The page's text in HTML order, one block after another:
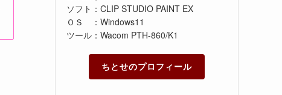
ソフト：CLIP STUDIO PAINT EX
ＯＳ ：Windows11
ツール：Wacom PTH-860/K1
ちとせのプロフィール